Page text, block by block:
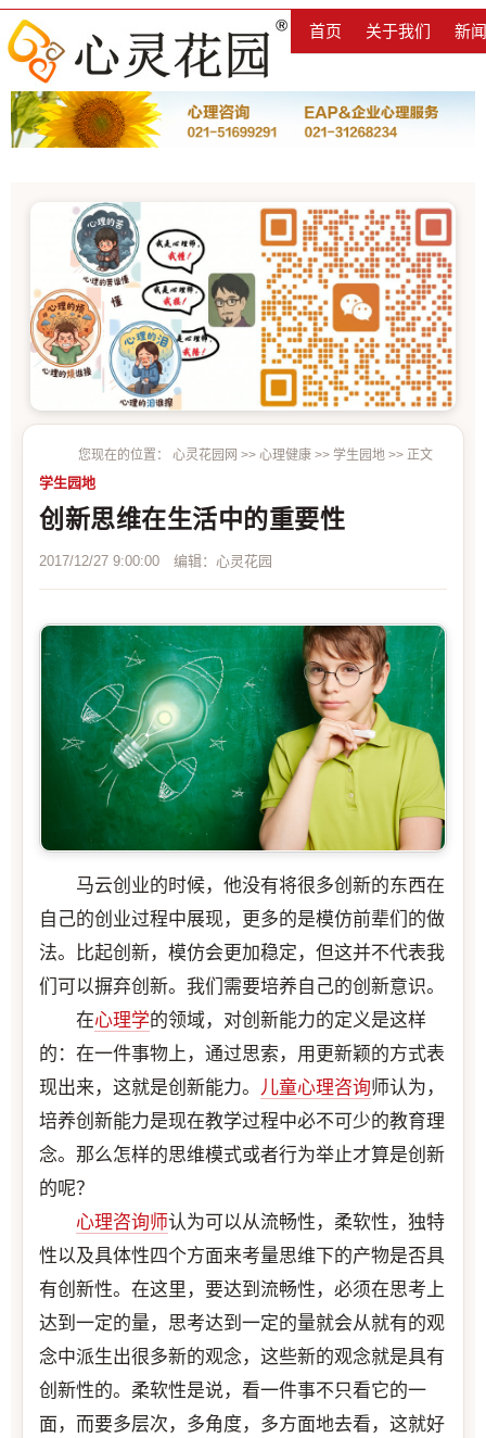
首页 关于我们 新
您现在的位置： 心灵花园网 >> 心理健康 >> 学生园地 >> 正文
学生园地
创新思维在生活中的重要性
2017/12/27 9:00:00 编辑：心灵花园
马云创业的时候，他没有将很多创新的东西在
自己的创业过程中展现，更多的是模仿前辈们的做
法。比起创新，模仿会更加稳定，但这并不代表我
们可以摒弃创新。我们需要培养自己的创新意识。
在心理学的领域，对创新能力的定义是这样
的：在一件事物上，通过思索，用更新颖的方式表
现出来，这就是创新能力。 儿童心理咨询师认为，
培养创新能力是现在教学过程中必不可少的教育理
念。那么怎样的思维模式或者行为举止才算是创新
的呢？
心理咨询师认为可以从流畅性，柔软性，独特
性以及具体性四个方面来考量思维下的产物是否具
有创新性。在这里，要达到流畅性，必须在思考上
达到一定的量，思考达到一定的量就会从就有的观
念中派生出很多新的观念，这些新的观念就是具有
创新性的。柔软性是说，看一件事不只看它的一
面，而要多层次，多角度，多方面地去看，这就好